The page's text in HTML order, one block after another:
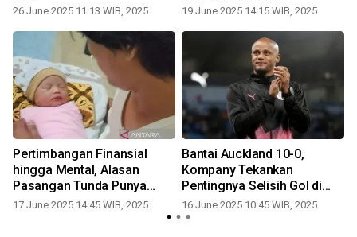
26 June 2025 11:13 WIB, 2025 19 June 2025 14:15 WIB, 2025
Pertimbangan Finansial
hingga Mental, Alasan
Pasangan Tunda Punya
Anak
17 June 2025 14:45 WIB, 2025
Bantai Auckland 10-0,
Kompany Tekankan
Pentingnya Selisih Gol di
Grup Berat
16 June 2025 10:45 WIB, 2025